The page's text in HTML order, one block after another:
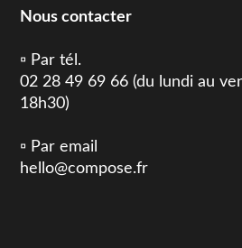
Nous contacter
▫️ Par tél.
02 28 49 69 66 (du lundi au
18h30)
▫️ Par email
hello@compose.fr